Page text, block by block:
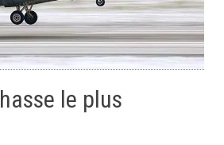
le plus